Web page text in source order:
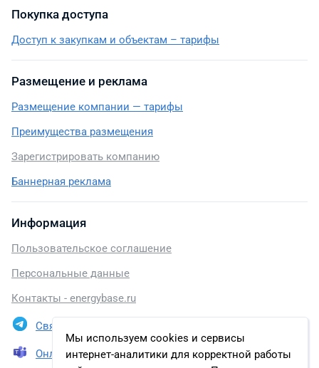
Мы используем cookies и сервисы
интернет-аналитики для корректной работы
Покупка доступа
Доступ к закупкам и объектам – тарифы
Размещение и реклама
Размещение компании — тарифы
Преимущества размещения
Зарегистрировать компанию
Баннерная реклама
Информация
Пользовательское соглашение
Персональные данные
Контакты - energybase.ru
Связаться в Telegram
Онлайн презентация